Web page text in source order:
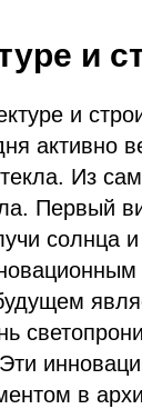
и
и
активно
Из
Первый
солнца и
в